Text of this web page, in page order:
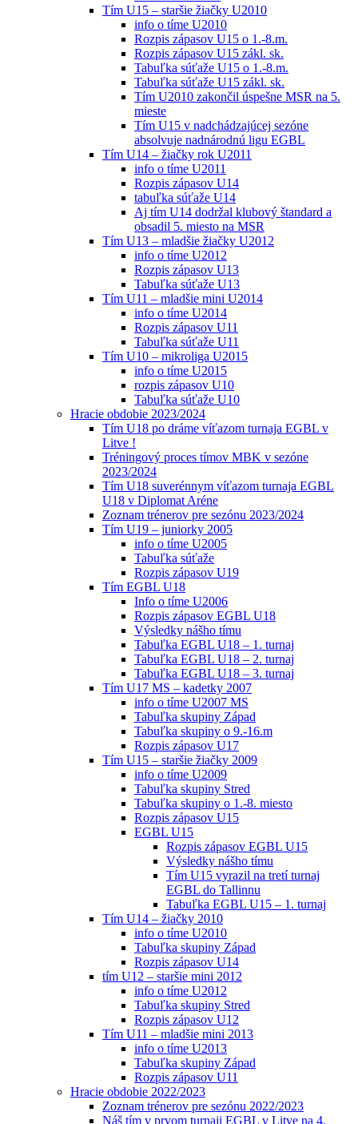
Tím U15 – staršie žiačky U2010
info o tíme U2010
Rozpis zápasov U15 o 1.-8.m.
Rozpis zápasov U15 zákl. sk.
Tabuľka súťaže U15 o 1.-8.m.
Tabuľka súťaže U15 zákl. sk.
Tím U2010 zakončil úspešne MSR na 5.
mieste
Tím U15 v nadchádzajúcej sezóne
absolvuje nadnárodnú ligu EGBL
Tím U14 – žiačky rok U2011
info o tíme U2011
Rozpis zápasov U14
tabuľka súťaže U14
Aj tím U14 dodržal klubový štandard a
obsadil 5. miesto na MSR
Tím U13 – mladšie žiačky U2012
info o tíme U2012
Rozpis zápasov U13
Tabuľka súťaže U13
Tím U11 – mladšie mini U2014
info o tíme U2014
Rozpis zápasov U11
Tabuľka súťaže U11
Tím U10 – mikroliga U2015
info o tíme U2015
rozpis zápasov U10
Tabuľka súťaže U10
Hracie obdobie 2023/2024
Tím U18 po dráme víťazom turnaja EGBL v
Litve !
Tréningový proces tímov MBK v sezóne
2023/2024
Tím U18 suverénnym víťazom turnaja EGBL
U18 v Diplomat Aréne
Zoznam trénerov pre sezónu 2023/2024
Tím U19 – juniorky 2005
info o tíme U2005
Tabuľka súťaže
Rozpis zápasov U19
Tím EGBL U18
Info o tíme U2006
Rozpis zápasov EGBL U18
Výsledky nášho tímu
Tabuľka EGBL U18 – 1. turnaj
Tabuľka EGBL U18 – 2. turnaj
Tabuľka EGBL U18 – 3. turnaj
Tím U17 MS – kadetky 2007
info o tíme U2007 MS
Tabuľka skupiny Západ
Tabuľka skupiny o 9.-16.m
Rozpis zápasov U17
Tím U15 – staršie žiačky 2009
info o tíme U2009
Tabuľka skupiny Stred
Tabuľka skupiny o 1.-8. miesto
Rozpis zápasov U15
EGBL U15
Rozpis zápasov EGBL U15
Výsledky nášho tímu
Tím U15 vyrazil na tretí turnaj
EGBL do Tallinnu
Tabuľka EGBL U15 – 1. turnaj
Tím U14 – žiačky 2010
info o tíme U2010
Tabuľka skupiny Západ
Rozpis zápasov U14
tím U12 – staršie mini 2012
info o tíme U2012
Tabuľka skupiny Stred
Rozpis zápasov U12
Tím U11 – mladšie mini 2013
info o tíme U2013
Tabuľka skupiny Západ
Rozpis zápasov U11
Hracie obdobie 2022/2023
Zoznam trénerov pre sezónu 2022/2023
Náš tím v prvom turnaji EGBL v Litve na 4.